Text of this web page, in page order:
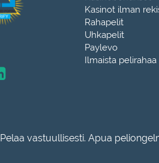
Kasinot ilman
Rahapelit
Uhkapelit
Paylevo
Ilmaista pelirahaa
Pelaa vastuullisesti. Apua